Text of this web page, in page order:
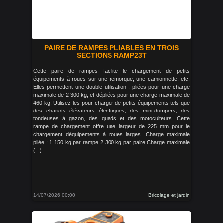
PAIRE DE RAMPES PLIABLES EN TROIS
SECTIONS RAMP23T
Cette paire de rampes facilite le chargement de petits
équipements à roues sur une remorque, une camionnette, etc.
Elles permettent une double utilisation : pliées pour une charge
maximale de 2 300 kg, et dépliées pour une charge maximale de
460 kg. Utilisez-les pour charger de petits équipements tels que
des chariots élévateurs électriques, des mini-dumpers, des
tondeuses à gazon, des quads et des motoculteurs. Cette
rampe de chargement offre une largeur de 225 mm pour le
chargement déquipements à roues larges. Charge maximale
pliée : 1 150 kg par rampe 2 300 kg par paire Charge maximale
(...)
14/07/2026 00:00 Bricolage et jardin